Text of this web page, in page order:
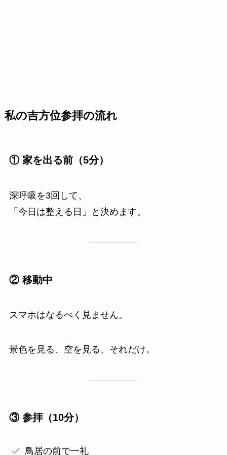
私の吉方位参拝の流れ
① 家を出る前（5分）
深呼吸を3回して、
「今日は整える日」と決めます。
② 移動中
スマホはなるべく見ません。
景色を見る、空を見る、それだけ。
③ 参拝（10分）
鳥居の前で一礼